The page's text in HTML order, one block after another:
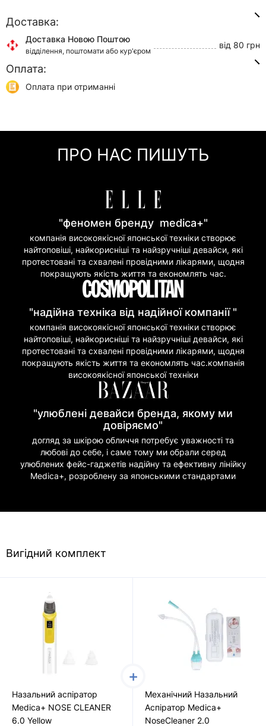
Доставка:
Доставка Новою Поштою
відділення, поштомати або кур'єром
від 80 грн
Доставка Укр Поштою
Оплата:
Оплата при отриманні
Покупка частинами (Моно Банк)
ПРО НАС ПИШУТЬ
"феномен бренду medica+"
компанія високоякісної японської техніки створює
найтоповіші, найкорисніші та найзручніші девайси, які
протестовані та схвалені провідними лікарями, щодня
покращують якість життя та економлять час.
"надійна техніка від надійної компанії "
компанія високоякісної японської техніки створює
найтоповіші, найкорисніші та найзручніші девайси, які
протестовані та схвалені провідними лікарями, щодня
покращують якість життя та економлять час.компанія
високоякісної японської техніки
"улюблені девайси бренда, якому ми
довіряємо"
догляд за шкірою обличчя потребує уважності та
любові до себе, і саме тому ми обрали серед
улюблених фейс-гаджетів надійну та ефективну лінійку
Medica+, розроблену за японськими стандартами
Вигідний комплект
Назальний аспіратор
Medica+ NOSE CLEANER
6.0 Yellow
Механічний Назальний
Аспіратор Medica+
NoseCleaner 2.0